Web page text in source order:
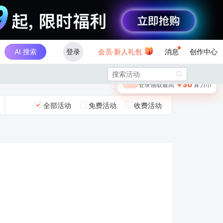
AI 搜索 登录 会员·新人礼包 消息 创作中心
🎁 未登录
登录领取最高￥30算力币

全部活动 免费活动 收费活动